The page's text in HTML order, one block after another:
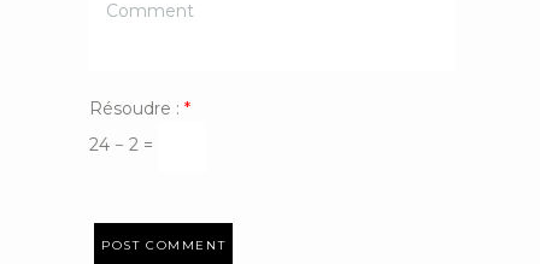
Résoudre : *
24 − 2 =